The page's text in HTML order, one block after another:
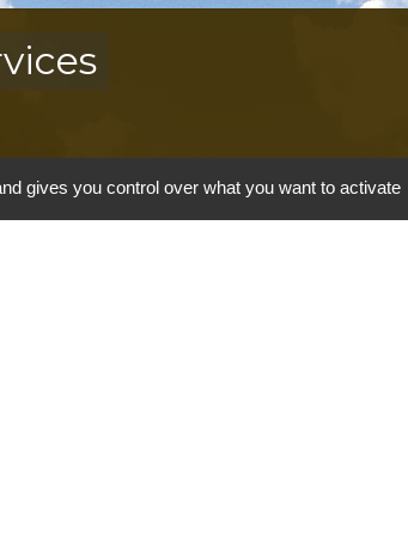
gives you control over what you want to activate